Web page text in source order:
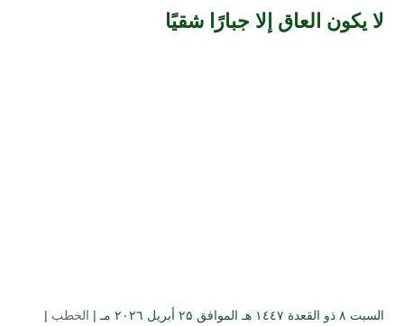
لا يكون العاق إلا جبارًا شقيًا
السبت ۸ ذو القعدة ۱٤٤۷ هـ الموافق ۲۵ أبريل ۲۰۲٦ مـ | الخطب |